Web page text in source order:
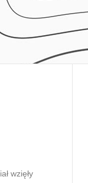
wzięły